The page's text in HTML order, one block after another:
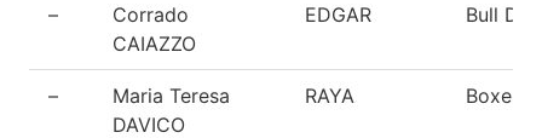
–
Corrado
CAIAZZO
EDGAR Bull Dog
–
Maria Teresa
DAVICO
RAYA Boxer